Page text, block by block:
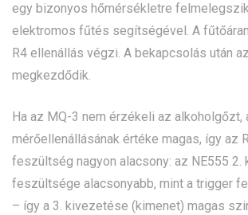
egy bizonyos hőmérsékletre
elektromos fűtés segítségével. A
R4 ellenállás végzi. A bekapcsolás után
megkezdődik.
Ha az MQ-3 nem érzékeli az alkoholgőzt,
mérőellenállásának értéke magas, így az
feszültség nagyon alacsony: az NE555
feszültsége alacsonyabb, mint a trigger
– így a 3. kivezetése (kimenet) magas